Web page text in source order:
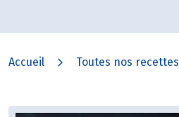
Accueil Toutes nos recettes